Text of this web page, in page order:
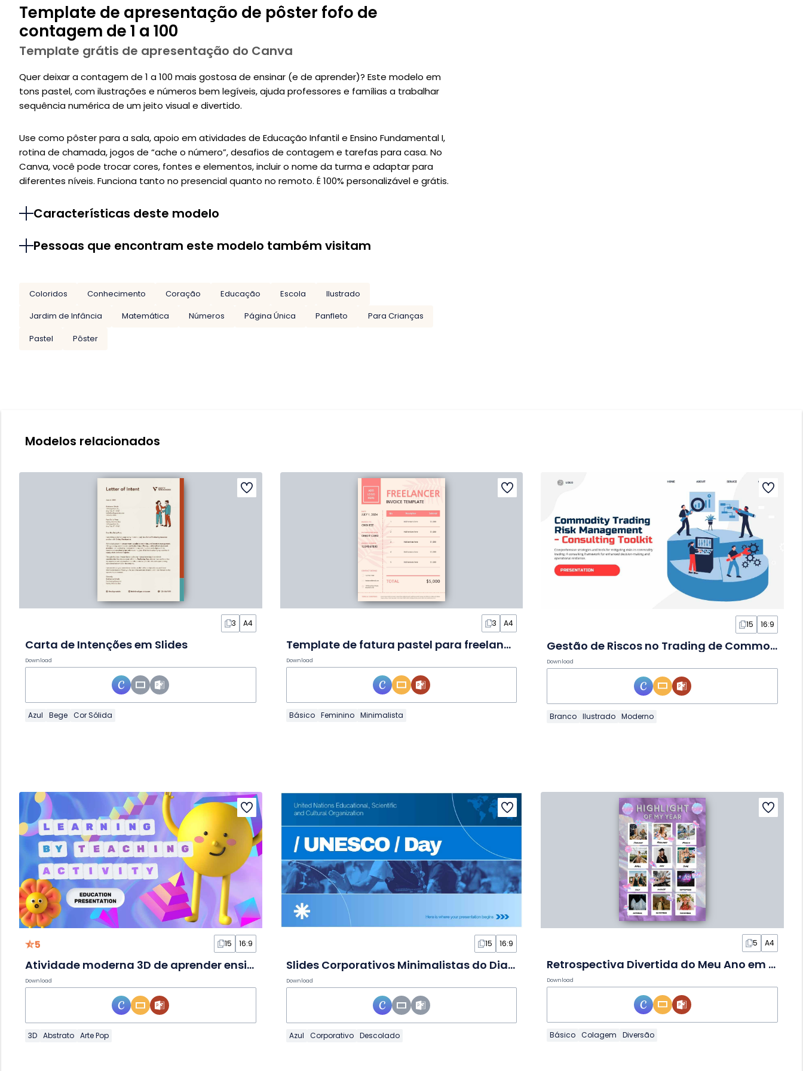
Template de apresentação de pôster fofo de
contagem de 1 a 100
Template grátis de apresentação do Canva
Quer deixar a contagem de 1 a 100 mais gostosa de ensinar (e de aprender)? Este modelo em
tons pastel, com ilustrações e números bem legíveis, ajuda professores e famílias a trabalhar
sequência numérica de um jeito visual e divertido.
Use como pôster para a sala, apoio em atividades de Educação Infantil e Ensino Fundamental I,
rotina de chamada, jogos de “ache o número”, desafios de contagem e tarefas para casa. No
Canva, você pode trocar cores, fontes e elementos, incluir o nome da turma e adaptar para
diferentes níveis. Funciona tanto no presencial quanto no remoto. É 100% personalizável e grátis.
Características deste modelo
Pessoas que encontram este modelo também visitam
Coloridos Conhecimento Coração Educação Escola
Ilustrado
Jardim de Infância
Matemática Números Página Única Panfleto
Para Crianças
Pastel
Pôster
Modelos relacionados
3 A4
Carta de Intenções em Slides
Download
Azul Bege Cor Sólida
3 A4
Template de fatura pastel para freelancers em slides
Download
Básico Feminino Minimalista
15 16:9
Gestão de Riscos no Trading de Commodities em Slides
Download
Branco Ilustrado Moderno
5 15 16:9
Atividade moderna 3D de aprender ensinando em Slides
Download
3D Abstrato Arte Pop
15 16:9
Slides Corporativos Minimalistas do Dia da UNESCO
Download
Azul Corporativo Descolado
5 A4
Retrospectiva Divertida do Meu Ano em Planilha de Atividades
Download
Básico Colagem Diversão